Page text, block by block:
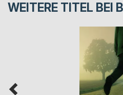
WEITERE TITEL BEI